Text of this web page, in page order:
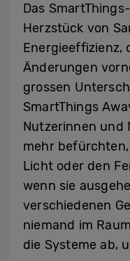
Das
Herzstück von
Energieeffizienz,
Änderungen
grossen
SmartThings
Nutzerinnen und
mehr
Licht oder den
wenn sie
verschiedenen
niemand im
die Systeme ab,